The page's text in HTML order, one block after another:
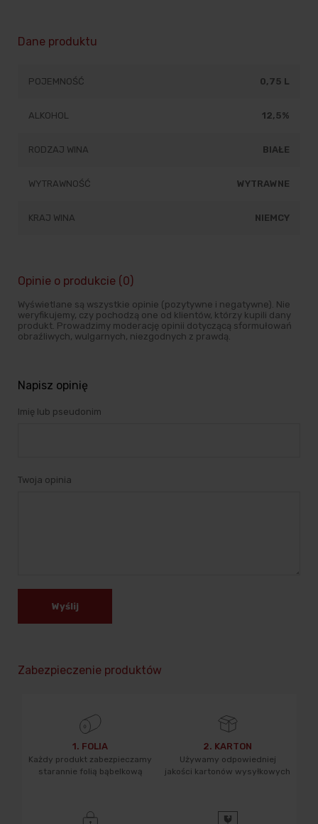
Dane produktu
POJEMNOŚĆ 0,75 L
ALKOHOL 12,5%
RODZAJ WINA BIAŁE
WYTRAWNOŚĆ WYTRAWNE
KRAJ WINA NIEMCY
Opinie o produkcie (0)
Wyświetlane są wszystkie opinie (pozytywne i negatywne). Nie
weryfikujemy, czy pochodzą one od klientów, którzy kupili dany
produkt. Prowadzimy moderację opinii dotyczącą sformułowań
obraźliwych, wulgarnych, niezgodnych z prawdą.
Napisz opinię
Imię lub pseudonim
Twoja opinia
Wyślij
Zabezpieczenie produktów
1. FOLIA
Każdy produkt zabezpieczamy
starannie folią bąbelkową
2. KARTON
Używamy odpowiedniej
jakości kartonów wysyłkowych